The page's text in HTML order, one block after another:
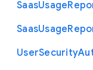
SaasUsage
SaasUsage
UserSecurity